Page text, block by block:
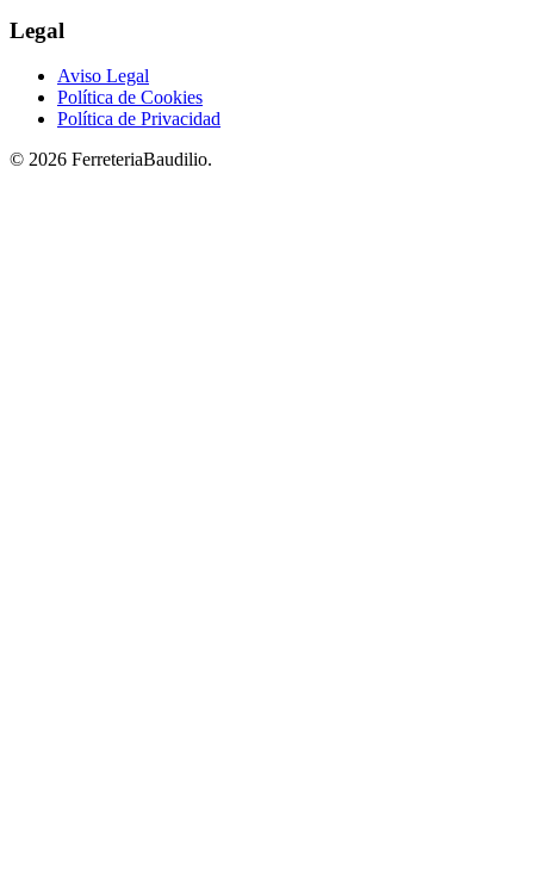
Legal
Aviso Legal
Política de Cookies
Política de Privacidad
© 2026 FerreteriaBaudilio.